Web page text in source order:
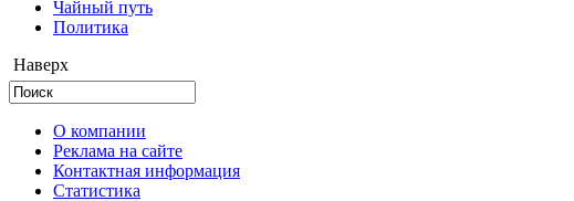
Чайный путь
Политика
Наверх
О компании
Реклама на сайте
Контактная информация
Статистика